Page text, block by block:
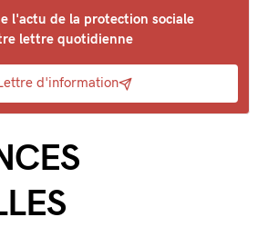
l'actu de la protection sociale
lettre quotidienne
d'information